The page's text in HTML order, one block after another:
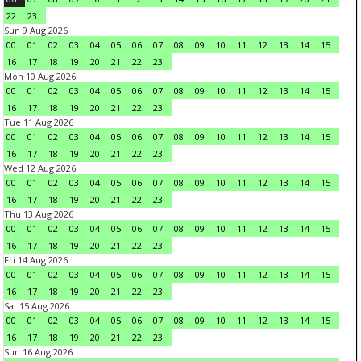
22
23
Sun 9 Aug 2026
00
01 02 03 04 05 06 07 08 09 10 11 12 13 14
15
16
17 18 19 20 21 22
23
Mon 10 Aug 2026
00
01 02 03 04 05 06 07 08 09 10 11 12 13 14
15
16
17 18 19 20 21 22
23
Tue 11 Aug 2026
00
01 02 03 04 05 06 07 08 09 10 11 12 13 14
15
16
17 18 19 20 21 22
23
Wed 12 Aug 2026
00
01 02 03 04 05 06 07 08 09 10 11 12 13 14
15
16
17 18 19 20 21 22
23
Thu 13 Aug 2026
00
01 02 03 04 05 06 07 08 09 10 11 12 13 14
15
16
17 18 19 20 21 22
23
Fri 14 Aug 2026
00
01 02 03 04 05 06 07 08 09 10 11 12 13 14
15
16
17 18 19 20 21 22
23
Sat 15 Aug 2026
00
01 02 03 04 05 06 07 08 09 10 11 12 13 14
15
16
17 18 19 20 21 22
23
Sun 16 Aug 2026